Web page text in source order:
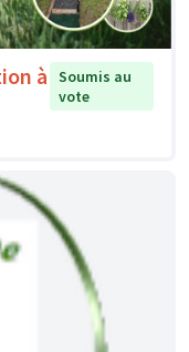
à
Soumis au
vote